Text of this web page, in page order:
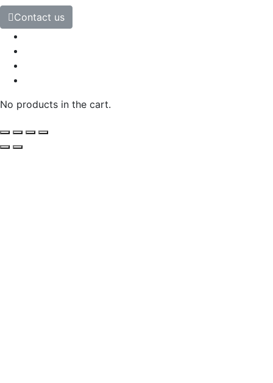
Contact us
No products in the cart.